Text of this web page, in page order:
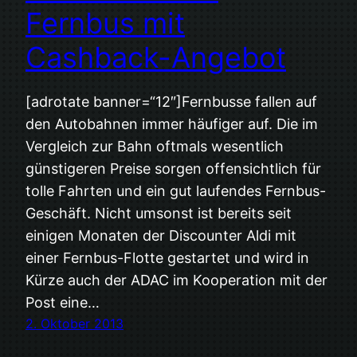
Fernbus mit
Cashback-Angebot
[adrotate banner=“12″]Fernbusse fallen auf
den Autobahnen immer häufiger auf. Die im
Vergleich zur Bahn oftmals wesentlich
günstigeren Preise sorgen offensichtlich für
tolle Fahrten und ein gut laufendes Fernbus-
Geschäft. Nicht umsonst ist bereits seit
einigen Monaten der Discounter Aldi mit
einer Fernbus-Flotte gestartet und wird in
Kürze auch der ADAC im Kooperation mit der
Post eine…
2. Oktober 2013